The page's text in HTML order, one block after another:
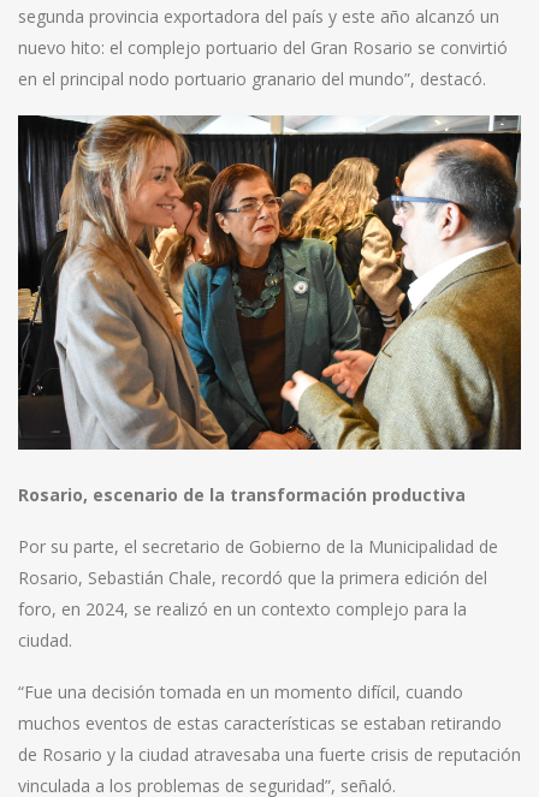
segunda provincia exportadora del país y este año alcanzó un
nuevo hito: el complejo portuario del Gran Rosario se convirtió
en el principal nodo portuario granario del mundo”, destacó.
Rosario, escenario de la transformación productiva
Por su parte, el secretario de Gobierno de la Municipalidad de
Rosario, Sebastián Chale, recordó que la primera edición del
foro, en 2024, se realizó en un contexto complejo para la
ciudad.
“Fue una decisión tomada en un momento difícil, cuando
muchos eventos de estas características se estaban retirando
de Rosario y la ciudad atravesaba una fuerte crisis de reputación
vinculada a los problemas de seguridad”, señaló.